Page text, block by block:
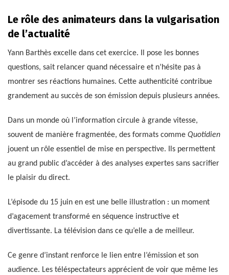
Le rôle des animateurs dans la vulgarisation
de l’actualité
Yann Barthès excelle dans cet exercice. Il pose les bonnes
questions, sait relancer quand nécessaire et n’hésite pas à
montrer ses réactions humaines. Cette authenticité contribue
grandement au succès de son émission depuis plusieurs années.
Dans un monde où l’information circule à grande vitesse,
souvent de manière fragmentée, des formats comme Quotidien
jouent un rôle essentiel de mise en perspective. Ils permettent
au grand public d’accéder à des analyses expertes sans sacrifier
le plaisir du direct.
L’épisode du 15 juin en est une belle illustration : un moment
d’agacement transformé en séquence instructive et
divertissante. La télévision dans ce qu’elle a de meilleur.
Ce genre d’instant renforce le lien entre l’émission et son
audience. Les téléspectateurs apprécient de voir que même les